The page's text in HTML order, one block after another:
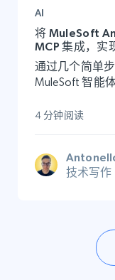
AI
将 MuleSoft
MCP 集成，实
通过几个简单
MuleSoft 智能
4 分钟阅读
技术写作